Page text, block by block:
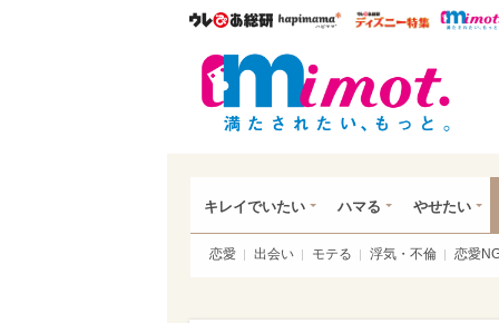
ウレぴあ総研ハピママ*
ウレぴ
キレイでいたい ハマる やせたい
恋愛 出会い モテる 浮気・不倫 恋愛